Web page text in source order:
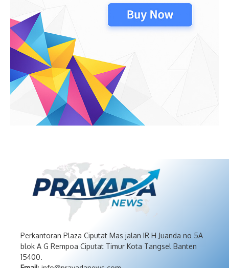
Perkantoran Plaza Ciputat Mas jalan IR H Juanda no 5A
blok A G Rempoa Ciputat Timur Kota Tangsel Banten
15400.